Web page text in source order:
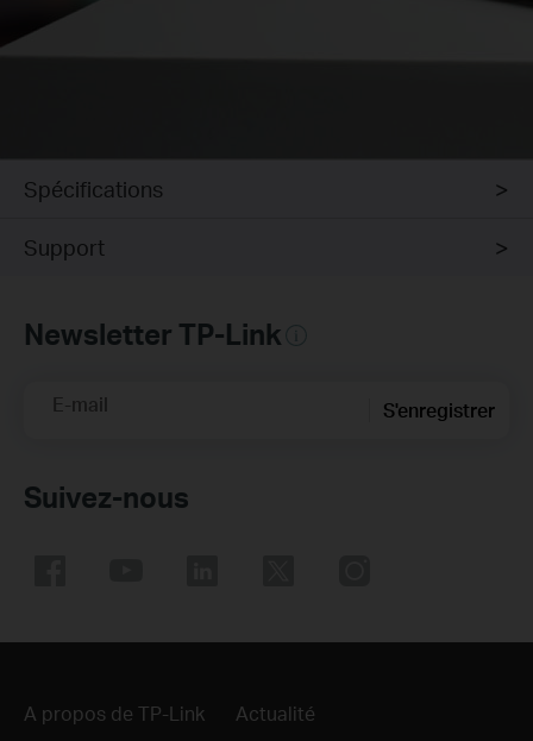
Spécifications
Support
Newsletter TP-Link
E-mail S'enregistrer
Suivez-nous
A propos de TP-Link Actualité